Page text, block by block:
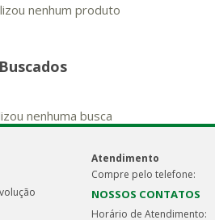
nenhum produto
nenhuma busca
Atendimento
Compre pelo telefone:
NOSSOS CONTATOS
Horário de Atendimento: